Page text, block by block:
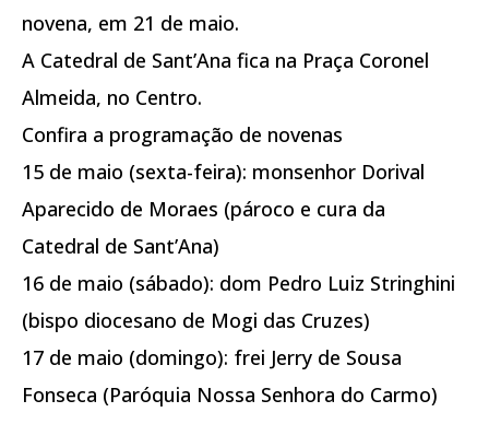
novena, em 21 de maio.
A Catedral de Sant’Ana fica na Praça Coronel
Almeida, no Centro.
Confira a programação de novenas
15 de maio (sexta-feira): monsenhor Dorival
Aparecido de Moraes (pároco e cura da
Catedral de Sant’Ana)
16 de maio (sábado): dom Pedro Luiz Stringhini
(bispo diocesano de Mogi das Cruzes)
17 de maio (domingo): frei Jerry de Sousa
Fonseca (Paróquia Nossa Senhora do Carmo)